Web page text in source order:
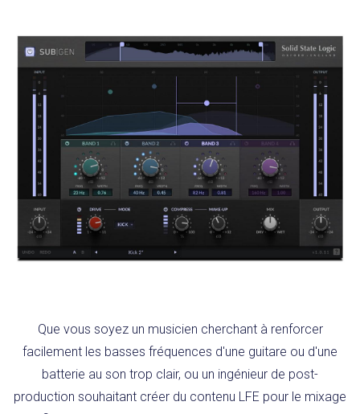
Que vous soyez un musicien cherchant à renforcer
facilement les basses fréquences d'une guitare ou d'une
batterie au son trop clair, ou un ingénieur de post-
production souhaitant créer du contenu LFE pour le mixage